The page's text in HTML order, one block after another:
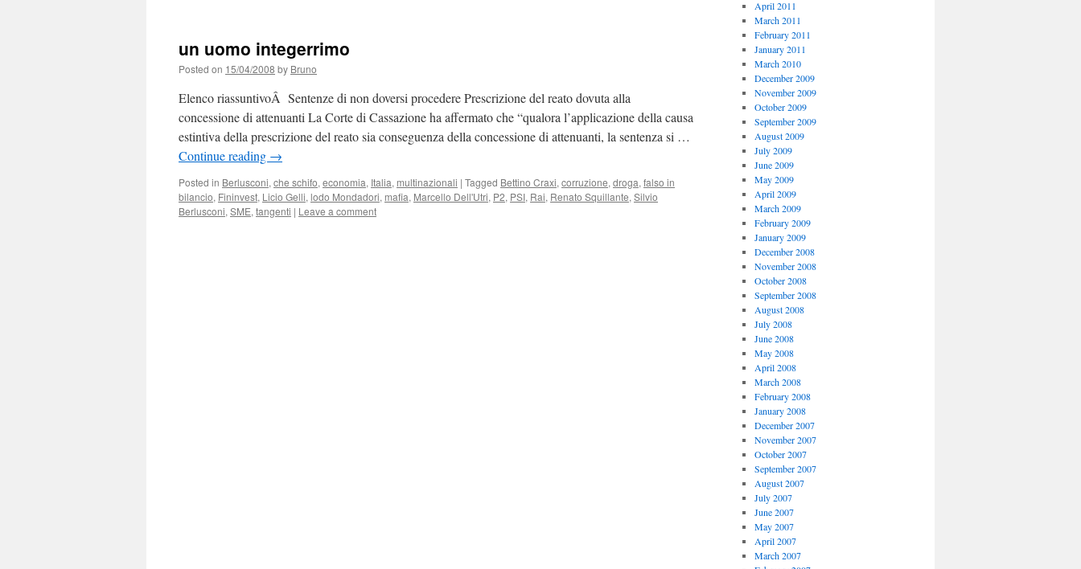
un uomo integerrimo
Posted on 15/04/2008 by Bruno
Elenco riassuntivoÂ Sentenze di non doversi procedere Prescrizione del reato dovuta alla
concessione di attenuanti La Corte di Cassazione ha affermato che “qualora l’applicazione della causa
estintiva della prescrizione del reato sia conseguenza della concessione di attenuanti, la sentenza si …
Continue reading →
Posted in Berlusconi, che schifo, economia, Italia, multinazionali | Tagged Bettino Craxi, corruzione, droga, falso in
bilancio, Fininvest, Licio Gelli, lodo Mondadori, mafia, Marcello Dell'Utri, P2, PSI, Rai, Renato Squillante, Silvio
Berlusconi, SME, tangenti | Leave a comment
April 2011
March 2011
February 2011
January 2011
March 2010
December 2009
November 2009
October 2009
September 2009
August 2009
July 2009
June 2009
May 2009
April 2009
March 2009
February 2009
January 2009
December 2008
November 2008
October 2008
September 2008
August 2008
July 2008
June 2008
May 2008
April 2008
March 2008
February 2008
January 2008
December 2007
November 2007
October 2007
September 2007
August 2007
July 2007
June 2007
May 2007
April 2007
March 2007